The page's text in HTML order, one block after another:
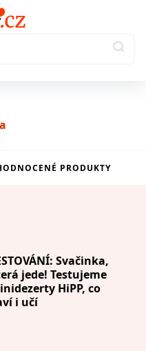
PRODUKTY
Svačinka,
jede! Testujeme
HiPP, co
i učí